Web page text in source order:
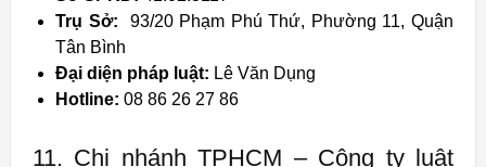
Trụ Sở: 93/20 Phạm Phú Thứ, Phường 11, Quận
Tân Bình
Đại diện pháp luật: Lê Văn Dụng
Hotline: 08 86 26 27 86
11. Chi nhánh TPHCM – Công ty luật